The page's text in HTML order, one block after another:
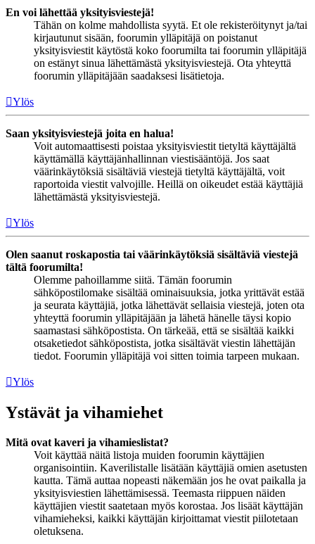
En voi lähettää yksityisviestejä!
Tähän on kolme mahdollista syytä. Et ole rekisteröitynyt ja/tai
kirjautunut sisään, foorumin ylläpitäjä on poistanut
yksityisviestit käytöstä koko foorumilta tai foorumin ylläpitäjä
on estänyt sinua lähettämästä yksityisviestejä. Ota yhteyttä
foorumin ylläpitäjään saadaksesi lisätietoja.
Ylös
Saan yksityisviestejä joita en halua!
Voit automaattisesti poistaa yksityisviestit tietyltä käyttäjältä
käyttämällä käyttäjänhallinnan viestisääntöjä. Jos saat
väärinkäytöksiä sisältäviä viestejä tietyltä käyttäjältä, voit
raportoida viestit valvojille. Heillä on oikeudet estää käyttäjiä
lähettämästä yksityisviestejä.
Ylös
Olen saanut roskapostia tai väärinkäytöksiä sisältäviä viestejä
tältä foorumilta!
Olemme pahoillamme siitä. Tämän foorumin
sähköpostilomake sisältää ominaisuuksia, jotka yrittävät estää
ja seurata käyttäjiä, jotka lähettävät sellaisia viestejä, joten ota
yhteyttä foorumin ylläpitäjään ja lähetä hänelle täysi kopio
saamastasi sähköpostista. On tärkeää, että se sisältää kaikki
otsaketiedot sähköpostista, jotka sisältävät viestin lähettäjän
tiedot. Foorumin ylläpitäjä voi sitten toimia tarpeen mukaan.
Ylös
Ystävät ja vihamiehet
Mitä ovat kaveri ja vihamieslistat?
Voit käyttää näitä listoja muiden foorumin käyttäjien
organisointiin. Kaverilistalle lisätään käyttäjiä omien asetusten
kautta. Tämä auttaa nopeasti näkemään jos he ovat paikalla ja
yksityisviestien lähettämisessä. Teemasta riippuen näiden
käyttäjien viestit saatetaan myös korostaa. Jos lisäät käyttäjän
vihamieheksi, kaikki käyttäjän kirjoittamat viestit piilotetaan
oletuksena.